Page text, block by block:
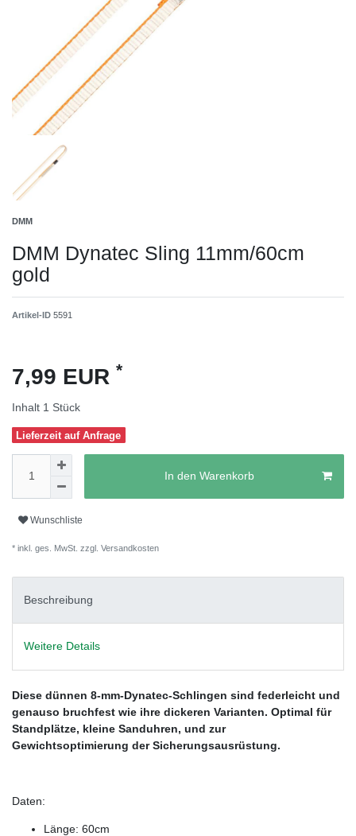
DMM
DMM Dynatec Sling 11mm/60cm
gold
Artikel-ID 5591
7,99 EUR *
Inhalt 1 Stück
Lieferzeit auf Anfrage
In den Warenkorb
Wunschliste
* inkl. ges. MwSt. zzgl. Versandkosten
Beschreibung
Weitere Details
Diese dünnen 8-mm-Dynatec-Schlingen sind federleicht und
genauso bruchfest wie ihre dickeren Varianten. Optimal für
Standplätze, kleine Sanduhren, und zur
Gewichtsoptimierung der Sicherungsausrüstung.
Daten:
Länge: 60cm